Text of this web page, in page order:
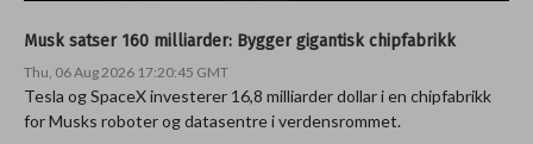
Musk satser 160 milliarder: Bygger gigantisk chipfabrikk
Thu, 06 Aug 2026 17:20:45 GMT
Tesla og SpaceX investerer 16,8 milliarder dollar i en chipfabrikk
for Musks roboter og datasentre i verdensrommet.